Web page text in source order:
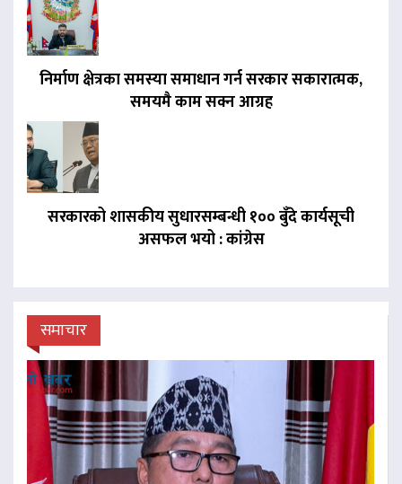
निर्माण क्षेत्रका समस्या समाधान गर्न सरकार सकारात्मक,
समयमै काम सक्न आग्रह
सरकारको शासकीय सुधारसम्बन्धी १०० बुँदे कार्यसूची
असफल भयो : कांग्रेस
समाचार